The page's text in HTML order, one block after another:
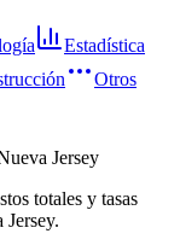
Estadística
Otros
Jersey
totales y tasas
Jersey.